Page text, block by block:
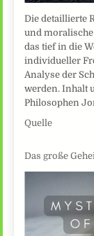
Die detaillierte
und
das tief in die
individueller
Analyse der
werden. Inhalt
Philosophen
Quelle
Das große